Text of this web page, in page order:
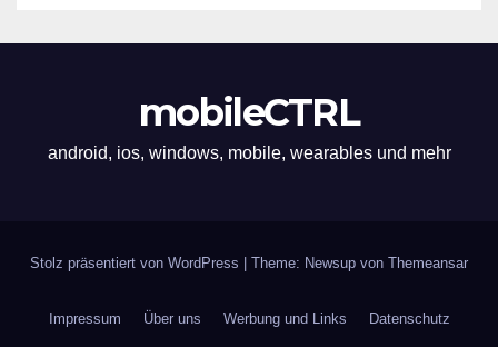
mobileCTRL
android, ios, windows, mobile, wearables und mehr
Stolz präsentiert von WordPress Theme: Newsup von Themeansar
Impressum Über uns Werbung und Links Datenschutz